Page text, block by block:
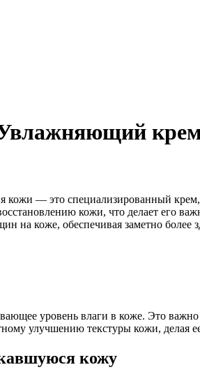
— это специализированный
кожи, что делает его
на коже, обеспечивая заметно более
уровень влаги в коже. Это
улучшению текстуры кожи, делая
кожу